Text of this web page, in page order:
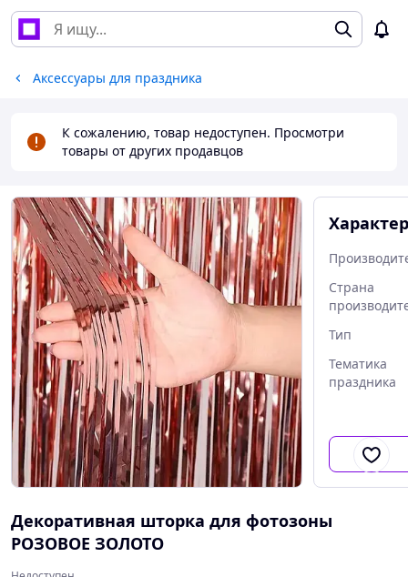
Аксессуары для праздника
К сожалению, товар недоступен. Просмотри
товары от других продавцов
Страна
Тип
Тематика
праздника
Материал
Декоративная шторка для фотозоны
РОЗОВОЕ ЗОЛОТО